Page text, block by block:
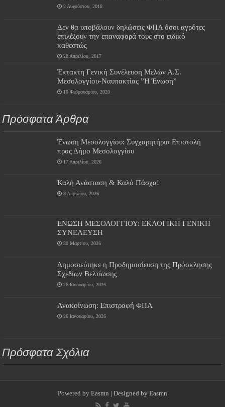
2 Αυγούστου, 2018
Δεν θα υποβάλουν δηλώσεις ΦΠΑ όσοι αγρότες
επιλέξουν την επαναφορά τους στο ειδικό
καθεστώς
28 Απριλίου, 2017
Έκτακτη Γενική Συνέλευση Μελών Α.Σ.
Μεσολογγίου-Ναυπακτίας ”Η Ένωση”
10 Φεβρουαρίου, 2020
Πρόσφατα Άρθρα
Ένωση Μεσολογγίου: Συγχαρητήρια Επιστολή
προς Δήμο Μεσολογγίου
17 Απριλίου, 2026
Καλή Ανάσταση & Καλό Πάσχα!
8 Απριλίου, 2026
ΕΝΩΣΗ ΜΕΣΟΛΟΓΓΙΟΥ: ΕΚΛΟΓΙΚΗ ΓΕΝΙΚΗ
ΣΥΝΕΛΕΥΣΗ
30 Μαρτίου, 2026
Δημοσιεύτηκε η Προδημοσίευση της Πρόσκλησης
Σχεδίων Βελτίωσης
26 Ιανουαρίου, 2026
Ανακοίνωση: Επιστροφή ΦΠΑ
26 Ιανουαρίου, 2026
Πρόσφατα Σχόλια
Powered by Easmn | Designed by Easmn